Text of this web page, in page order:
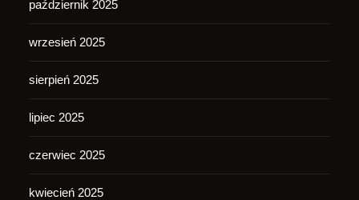
październik 2025
wrzesień 2025
sierpień 2025
lipiec 2025
czerwiec 2025
kwiecień 2025